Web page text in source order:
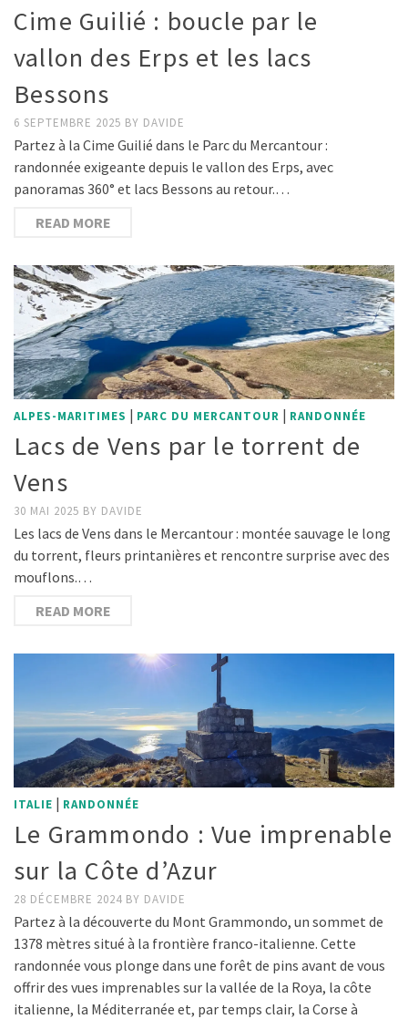
Cime Guilié : boucle par le
vallon des Erps et les lacs
Bessons
6 SEPTEMBRE 2025 BY DAVIDE
Partez à la Cime Guilié dans le Parc du Mercantour :
randonnée exigeante depuis le vallon des Erps, avec
panoramas 360° et lacs Bessons au retour.…
READ MORE
ALPES-MARITIMES | PARC DU MERCANTOUR | RANDONNÉE
Lacs de Vens par le torrent de
Vens
30 MAI 2025 BY DAVIDE
Les lacs de Vens dans le Mercantour : montée sauvage le long
du torrent, fleurs printanières et rencontre surprise avec des
mouflons.…
READ MORE
ITALIE | RANDONNÉE
Le Grammondo : Vue imprenable
sur la Côte d’Azur
28 DÉCEMBRE 2024 BY DAVIDE
Partez à la découverte du Mont Grammondo, un sommet de
1378 mètres situé à la frontière franco-italienne. Cette
randonnée vous plonge dans une forêt de pins avant de vous
offrir des vues imprenables sur la vallée de la Roya, la côte
italienne, la Méditerranée et, par temps clair, la Corse à